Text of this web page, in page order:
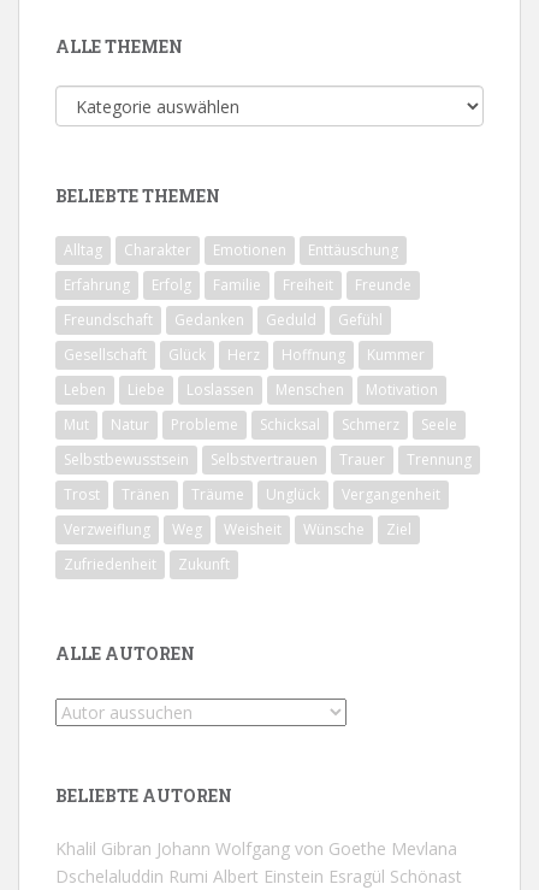
ALLE THEMEN
Alle
Themen
BELIEBTE THEMEN
Alltag Charakter Emotionen
Enttäuschung
Erfahrung
Erfolg Familie Freiheit
Freunde
Freundschaft
Gedanken Geduld
Gefühl
Gesellschaft
Glück Herz Hoffnung
Kummer
Leben
Liebe Loslassen Menschen
Motivation
Mut
Natur Probleme Schicksal Schmerz
Seele
Selbstbewusstsein
Selbstvertrauen Trauer
Trennung
Trost
Tränen Träume Unglück
Vergangenheit
Verzweiflung
Weg Weisheit Wünsche
Ziel
Zufriedenheit
Zukunft
ALLE AUTOREN
BELIEBTE AUTOREN
Khalil Gibran Johann Wolfgang von Goethe Mevlana
Dschelaluddin Rumi Albert Einstein Esragül Schönast